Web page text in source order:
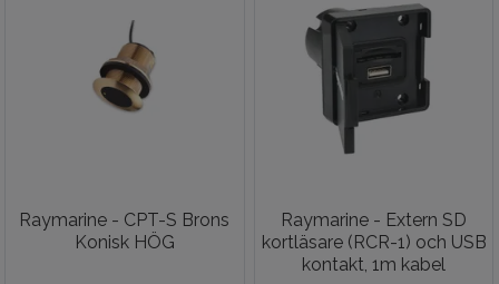
Raymarine - CPT-S Brons
Konisk HÖG
Raymarine - Extern SD
kortläsare (RCR-1) och USB
kontakt, 1m kabel